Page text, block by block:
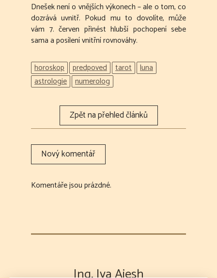
Dnešek není o vnějších výkonech – ale o tom, co
dozrává uvnitř. Pokud mu to dovolíte, může
vám 7. červen přinést hlubší pochopení sebe
sama a posílení vnitřní rovnováhy.
horoskop predpoved tarot
luna
astrologie
numerolog
Komentáře jsou prázdné.